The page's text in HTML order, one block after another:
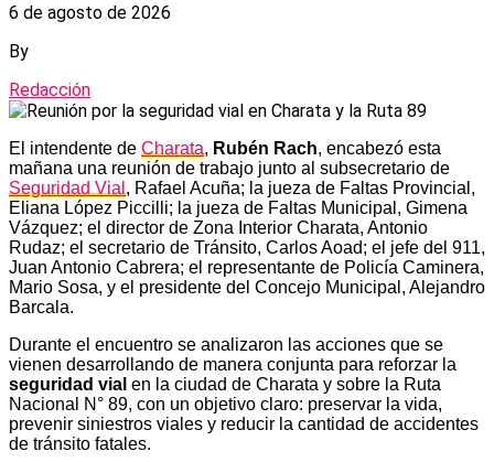
6 de agosto de 2026
By
Redacción
El intendente de Charata, Rubén Rach, encabezó esta
mañana una reunión de trabajo junto al subsecretario de
Seguridad Vial , Rafael Acuña; la jueza de Faltas Provincial,
Eliana López Piccilli; la jueza de Faltas Municipal, Gimena
Vázquez; el director de Zona Interior Charata, Antonio
Rudaz; el secretario de Tránsito, Carlos Aoad; el jefe del 911,
Juan Antonio Cabrera; el representante de Policía Caminera,
Mario Sosa, y el presidente del Concejo Municipal, Alejandro
Barcala.
Durante el encuentro se analizaron las acciones que se
vienen desarrollando de manera conjunta para reforzar la
seguridad vial en la ciudad de Charata y sobre la Ruta
Nacional N° 89, con un objetivo claro: preservar la vida,
prevenir siniestros viales y reducir la cantidad de accidentes
de tránsito fatales.